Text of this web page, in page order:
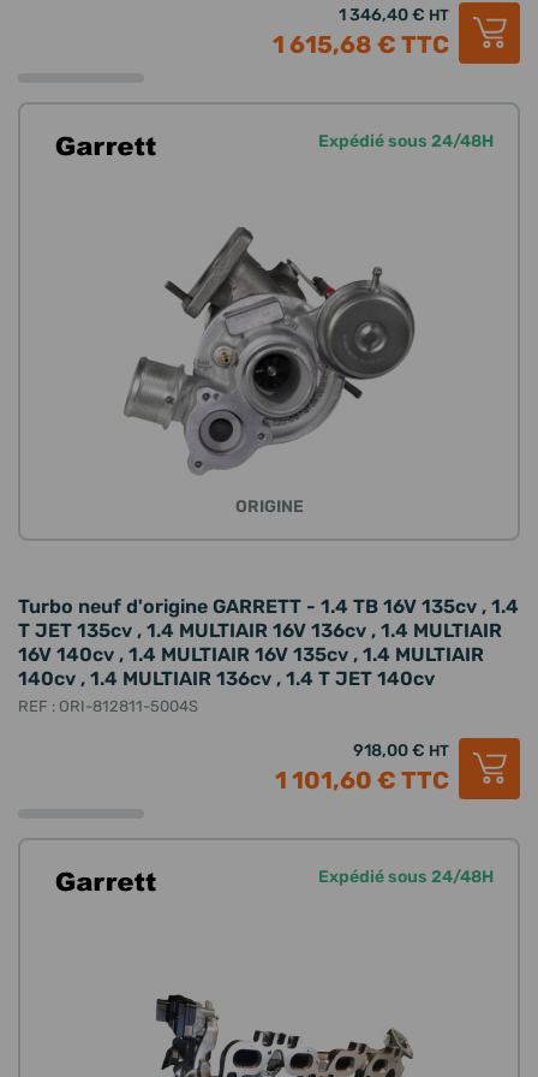
1 346,40 € HT
1 615,68 € TTC
Expédié sous 24/48H
ORIGINE
Turbo neuf d'origine GARRETT - 1.4 TB 16V 135cv , 1.4
T JET 135cv , 1.4 MULTIAIR 16V 136cv , 1.4 MULTIAIR
16V 140cv , 1.4 MULTIAIR 16V 135cv , 1.4 MULTIAIR
140cv , 1.4 MULTIAIR 136cv , 1.4 T JET 140cv
REF : ORI-812811-5004S
918,00 € HT
1 101,60 € TTC
Expédié sous 24/48H